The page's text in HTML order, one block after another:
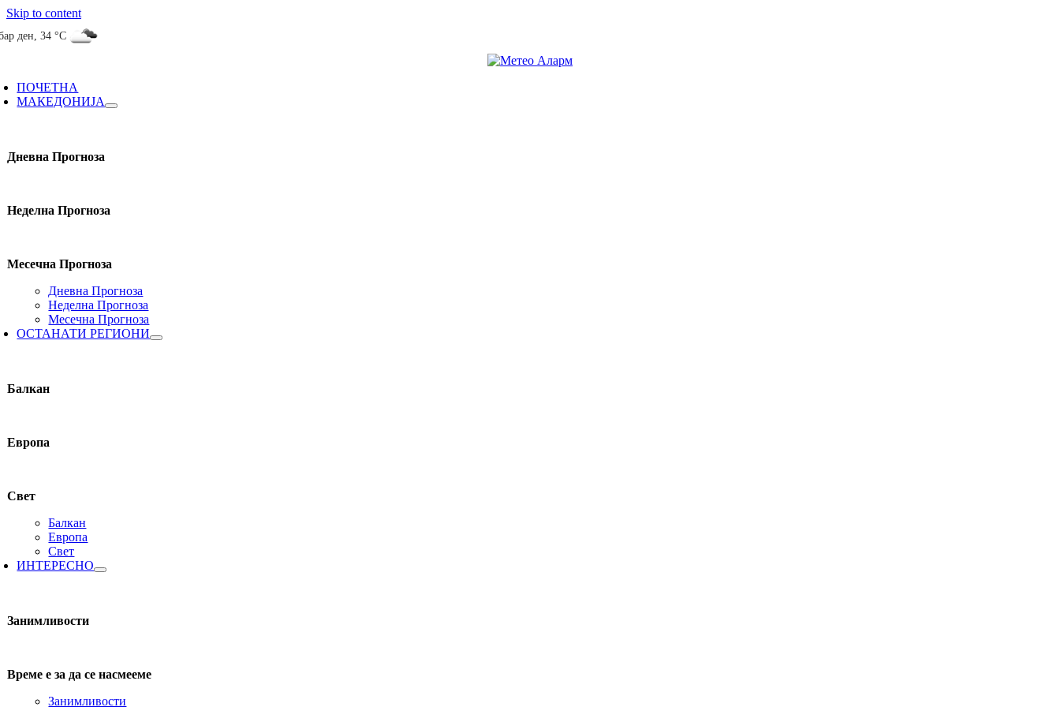
Skip to content
ден,34 °C
ПОЧЕТНА
МАКЕДОНИЈА
Дневна Прогноза
Неделна Прогноза
Месечна Прогноза
Дневна Прогноза
Неделна Прогноза
Месечна Прогноза
ОСТАНАТИ РЕГИОНИ
Балкан
Европа
Свет
Балкан
Европа
Свет
ИНТЕРЕСНО
Занимливости
Време е за да се насмееме
Занимливости